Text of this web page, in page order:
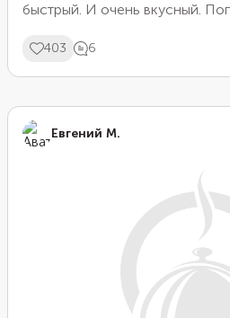
быстрый. И очень вкусный.
баночек по 0,5 литра.
403 6
Евгений М.